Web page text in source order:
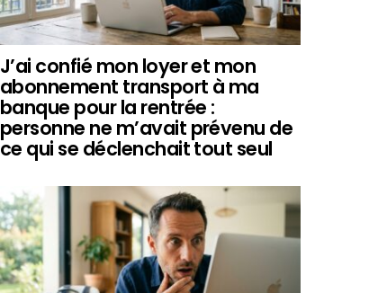
J’ai confié mon loyer et mon
abonnement transport à ma
banque pour la rentrée :
personne ne m’avait prévenu de
ce qui se déclenchait tout seul